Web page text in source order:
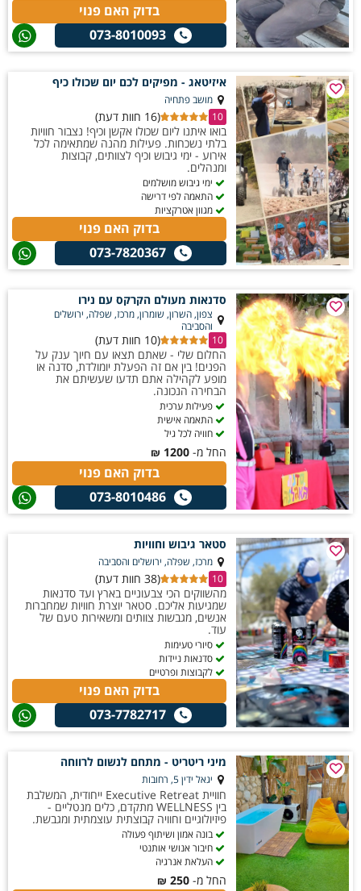
בדוק האם פנוי
073-8010093
איזיטאג - מפיקים לכם יום שכולו כיף
מושב פתחיה
10
(16 חוות דעת)
בואו איתנו ליום שכולו אקשן וכיף! נצבור חוויות
בלתי נשכחות. פעילות מהנה שמתאימה לכל
אירוע - ימי גיבוש וכיף לצוותים, קבוצות
ומנהלים.
ימי גיבוש מושלמים
התאמה לפי דרישה
מגוון אטרקציות
בדוק האם פנוי
073-7820367
סדנאות מעולם הקרקס עם נירו
צפון, השרון, שומרון, מרכז, שפלה, ירושלים
והסביבה
10
(10 חוות דעת)
החלום שלי - שאתם תצאו עם חיוך ענק על
הפנים! בין אם זה הפעלת יומולדת, סדנה או
מופע לקהילה אתם תדעו שעשיתם את
הבחירה הנכונה.
פעילות ערכית
התאמה אישית
חוויה לכל גיל
החל מ- 1200
₪
בדוק האם פנוי
073-8010486
סטאר גיבוש וחוויות
מרכז, שפלה, ירושלים והסביבה
10
(38 חוות דעת)
מהשווקים הכי צבעוניים בארץ ועד סדנאות
שמגיעות אליכם. סטאר יוצרת חוויות שמחברות
אנשים, מגבשות צוותים ומשאירות טעם של
עוד.
סיורי טעימות
סדנאות ניידות
לקבוצות ופרטיים
בדוק האם פנוי
073-7782717
מיני ריטריט - מתחם לנשום לרווחה
יגאל ידין 5, רחובות
חוויית Executive Retreat ייחודית, המשלבת
בין WELLNESS מתקדם, כלים מנטליים -
פיזיולוגיים וחוויה קבוצתית עוצמתית ומגבשת.
בונה אמון ושיתוף פעולה
חיבור אנושי אותנטי
העלאת אנרגיה
החל מ- 250
₪